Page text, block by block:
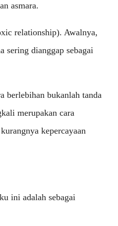
asmara.
relationship). Awalnya,
sering dianggap sebagai
berlebihan bukanlah tanda
merupakan cara
kepercayaan
ini adalah sebagai